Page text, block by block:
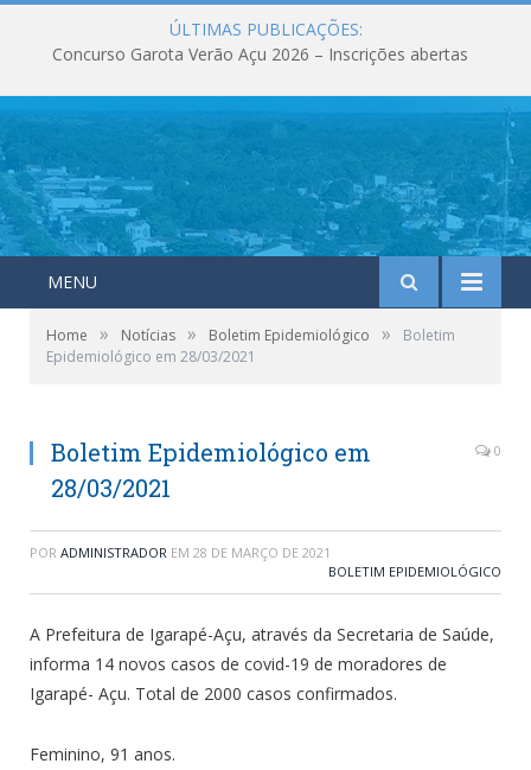
ÚLTIMAS PUBLICAÇÕES:
Concurso Garota Verão Açu 2026 – Inscrições abertas
MENU
Home » Notícias » Boletim Epidemiológico »
Boletim
Epidemiológico em 28/03/2021
Boletim Epidemiológico em
28/03/2021
0
POR ADMINISTRADOR EM 28 DE MARÇO DE 2021
BOLETIM EPIDEMIOLÓGICO
A Prefeitura de Igarapé-Açu, através da Secretaria de Saúde,
informa 14 novos casos de covid-19 de moradores de
Igarapé- Açu. Total de 2000 casos confirmados.
Feminino, 91 anos.